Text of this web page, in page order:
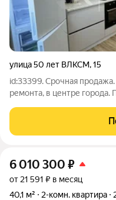
улица 50 лет ВЛКСМ,15
id:33399. Срочная
ремонта, в центре города.
6 010 300 ₽
от 21 591 ₽ в месяц
40,1 м²
2-комн. квартира